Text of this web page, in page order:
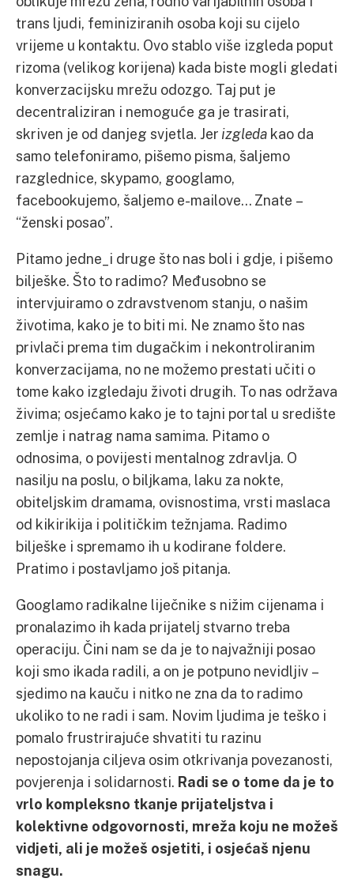
trans ljudi, feminiziranih osoba koji su cijelo
vrijeme u kontaktu. Ovo stablo više izgleda poput
rizoma (velikog korijena) kada biste mogli gledati
konverzacijsku mrežu odozgo. Taj put je
decentraliziran i nemoguće ga je trasirati,
skriven je od danjeg svjetla. Jer izgleda kao da
samo telefoniramo, pišemo pisma, šaljemo
razglednice, skypamo, googlamo,
facebookujemo, šaljemo e-mailove… Znate –
“ženski posao”.
Pitamo jedne_i druge što nas boli i gdje, i pišemo
bilješke. Što to radimo? Međusobno se
intervjuiramo o zdravstvenom stanju, o našim
životima, kako je to biti mi. Ne znamo što nas
privlači prema tim dugačkim i nekontroliranim
konverzacijama, no ne možemo prestati učiti o
tome kako izgledaju životi drugih. To nas održava
živima; osjećamo kako je to tajni portal u središte
zemlje i natrag nama samima. Pitamo o
odnosima, o povijesti mentalnog zdravlja. O
nasilju na poslu, o biljkama, laku za nokte,
obiteljskim dramama, ovisnostima, vrsti maslaca
od kikirikija i političkim težnjama. Radimo
bilješke i spremamo ih u kodirane foldere.
Pratimo i postavljamo još pitanja.
Googlamo radikalne liječnike s nižim cijenama i
pronalazimo ih kada prijatelj stvarno treba
operaciju. Čini nam se da je to najvažniji posao
koji smo ikada radili, a on je potpuno nevidljiv –
sjedimo na kauču i nitko ne zna da to radimo
ukoliko to ne radi i sam. Novim ljudima je teško i
pomalo frustrirajuće shvatiti tu razinu
nepostojanja ciljeva osim otkrivanja povezanosti,
povjerenja i solidarnosti. Radi se o tome da je to
vrlo kompleksno tkanje prijateljstva i
kolektivne odgovornosti, mreža koju ne možeš
vidjeti, ali je možeš osjetiti, i osjećaš njenu
snagu.